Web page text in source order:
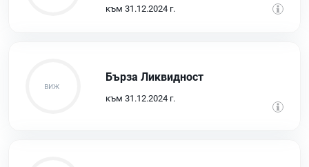
към 31.12.2024 г.
Бърза Ликвидност
към 31.12.2024 г.